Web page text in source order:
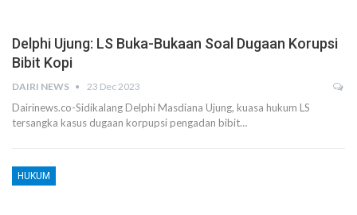
Delphi Ujung: LS Buka-Bukaan Soal Dugaan Korupsi
Bibit Kopi
DAIRI NEWS 23 Dec 2023
Dairinews.co-Sidikalang Delphi Masdiana Ujung, kuasa hukum LS
tersangka kasus dugaan korpupsi pengadan bibit…
HUKUM